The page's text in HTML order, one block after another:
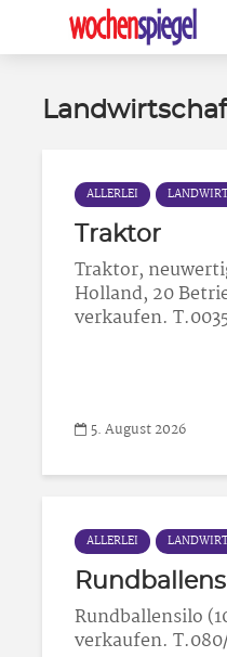
ALLERLEI
Traktor
Traktor,
Holland, 20
verkaufen.
5. August 2026
ALLERLEI
Rundballensilo
verkaufen.